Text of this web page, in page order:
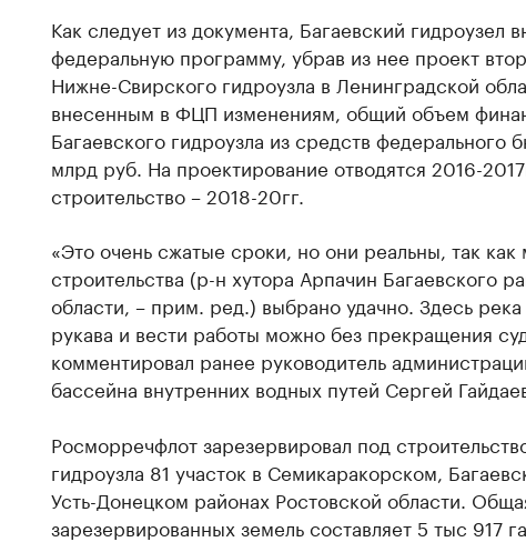
Как следует из документа, Багаевский гидроузел
федеральную программу, убрав из нее проект
Нижне-Свирского гидроузла в Ленинградской
внесенным в ФЦП изменениям, общий объем
Багаевского гидроузла из средств федерального
млрд руб. На проектирование отводятся 2016-
строительство – 2018-20гг.
«Это очень сжатые сроки, но они реальны, так как
строительства (р-н хутора Арпачин Багаевского
области, – прим. ред.) выбрано удачно. Здесь река
рукава и вести работы можно без прекращения
комментировал ранее руководитель
бассейна внутренних водных путей Сергей
Росморречфлот зарезервировал под
гидроузла 81 участок в Семикаракорском,
Усть-Донецком районах Ростовской области.
зарезервированных земель составляет 5 тыс 917 га.